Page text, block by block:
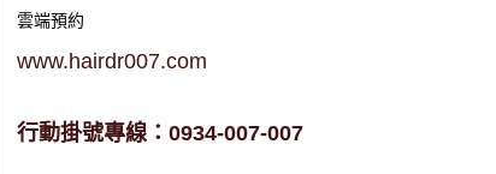
雲端預約
www.hairdr007.com
行動掛號專線： 0934-007-007